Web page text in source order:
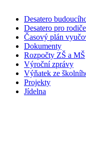
Desatero
Desatero pro rodiče
Časový plán
Dokumenty
Rozpočty ZŠ a MŠ
Výroční zprávy
Výňatek ze
Projekty
Jídelna